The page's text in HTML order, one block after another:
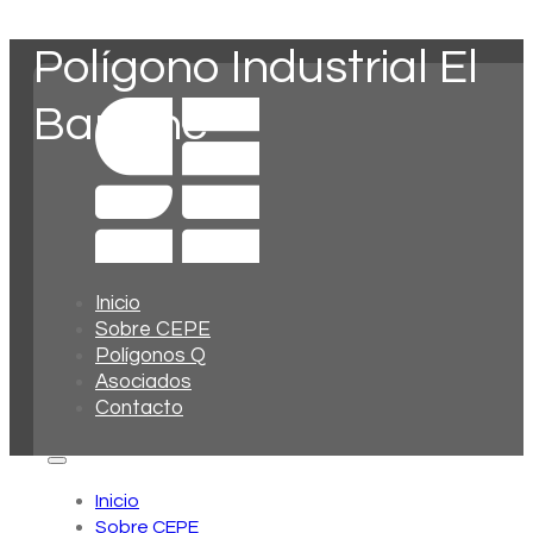
Inicio
Sobre CEPE
Polígonos Q
Asociados
Contacto
Inicio
Sobre CEPE
Polígono Industrial El
Barranc